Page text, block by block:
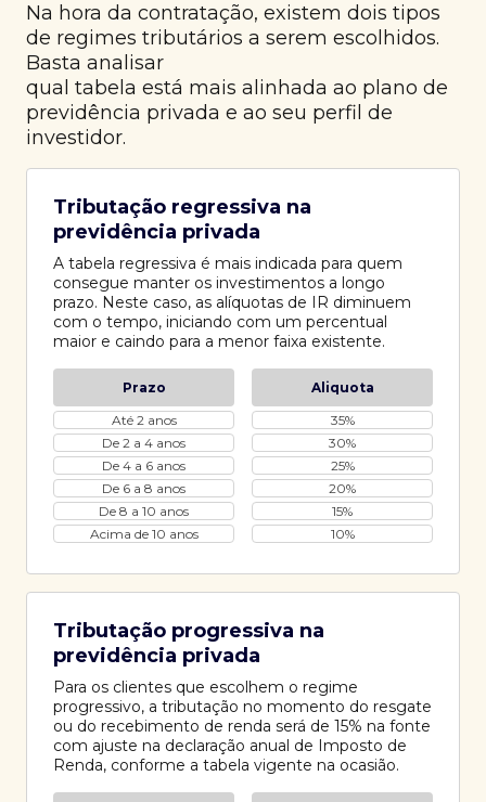
Na hora da contratação, existem dois tipos
de regimes tributários a serem escolhidos.
Basta analisar
qual tabela está mais alinhada ao plano de
previdência privada e ao seu perfil de
investidor.
Tributação regressiva na
previdência privada
A tabela regressiva é mais indicada para quem
consegue manter os investimentos a longo
prazo. Neste caso, as alíquotas de IR diminuem
com o tempo, iniciando com um percentual
maior e caindo para a menor faixa existente.
Prazo
Aliquota
Até 2 anos
35%
De 2 a 4 anos
30%
De 4 a 6 anos
25%
De 6 a 8 anos
20%
De 8 a 10 anos
15%
Acima de 10 anos
10%
Tributação progressiva na
previdência privada
Para os clientes que escolhem o regime
progressivo, a tributação no momento do resgate
ou do recebimento de renda será de 15% na fonte
com ajuste na declaração anual de Imposto de
Renda, conforme a tabela vigente na ocasião.